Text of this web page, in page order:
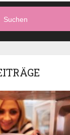
Suchen